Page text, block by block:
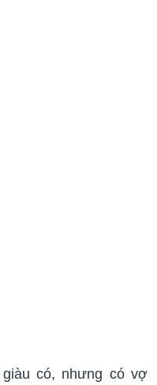
có, nhưng có vợ